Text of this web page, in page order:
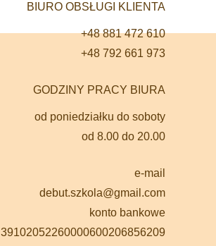
BIURO OBSŁUGI KLIENTA
+48 881 472 610
+48 792 661 973
GODZINY PRACY BIURA
od poniedziałku do soboty
od 8.00 do 20.00
e-mail
debut.szkola@gmail.com
konto bankowe
39102052260000600206856209